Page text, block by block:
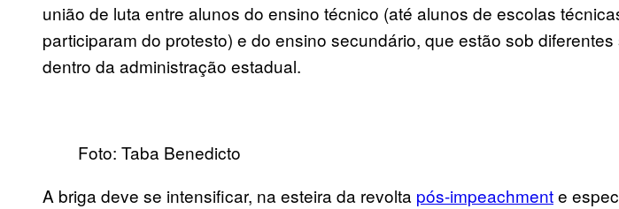
união de luta entre alunos do ensino técnico (até alunos de escolas
participaram do protesto) e do ensino secundário, que estão sob diferentes
dentro da administração estadual.
Foto: Taba Benedicto
A briga deve se intensificar, na esteira da revolta pós-impeachmente